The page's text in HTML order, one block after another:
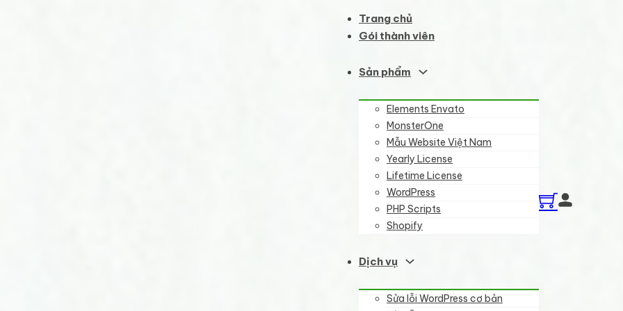
Trang chủ
Gói thành viên
Sản phẩm
Elements Envato
MonsterOne
Mẫu Website Việt Nam
Yearly License
Lifetime License
WordPress
PHP Scripts
Shopify
Dịch vụ
Sửa lỗi WordPress cơ bản